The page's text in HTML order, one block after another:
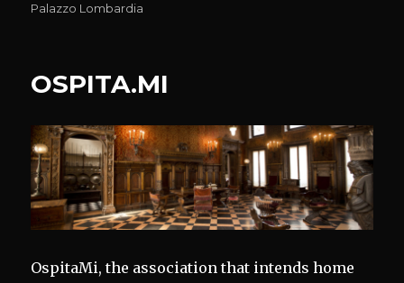
Palazzo Lombardia
OSPITA.MI
OspitaMi, the association that intends home